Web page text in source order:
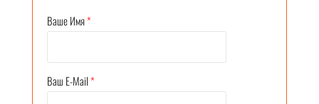
Ваше Имя*
Ваш E-Mail*